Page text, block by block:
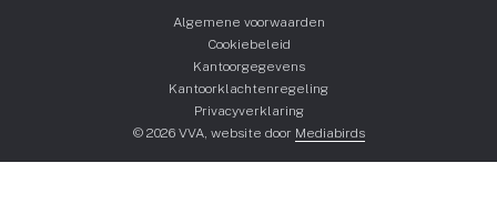
Algemene voorwaarden
Cookiebeleid
Kantoorgegevens
Kantoorklachtenregeling
Privacyverklaring
© 2026 VVA, website door Mediabirds